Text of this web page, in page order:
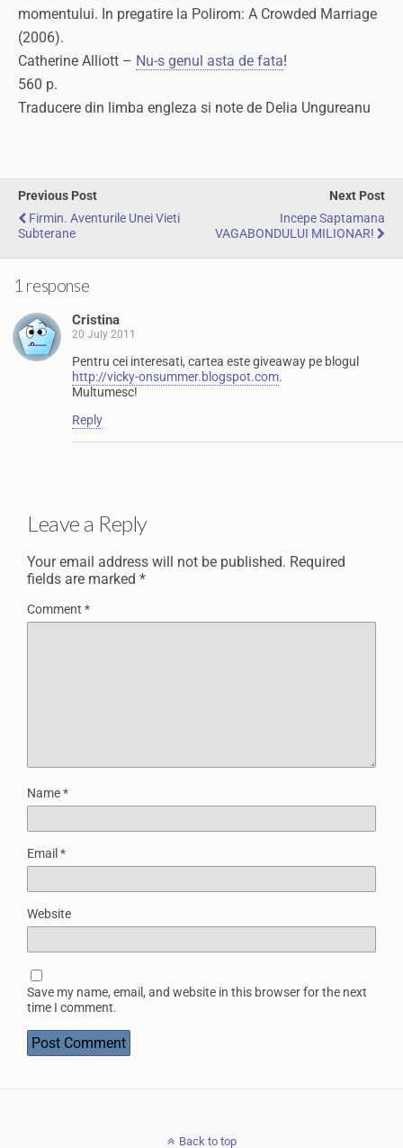
momentului. In pregatire la Polirom: A Crowded Marriage
(2006).
Catherine Alliott – Nu-s genul asta de fata!
560 p.
Traducere din limba engleza si note de Delia Ungureanu
Previous Post
Firmin. Aventurile Unei Vieti
Subterane
Next Post
Incepe Saptamana
VAGABONDULUI MILIONAR!
1 response
Cristina
20 July 2011
Pentru cei interesati, cartea este giveaway pe blogul
http://vicky-onsummer.blogspot.com.
Multumesc!
Reply
Leave a Reply
Your email address will not be published. Required
fields are marked *
Comment *
Name*
Email*
Website
Save my name, email, and website in this browser for the next
time I comment.
Back to top